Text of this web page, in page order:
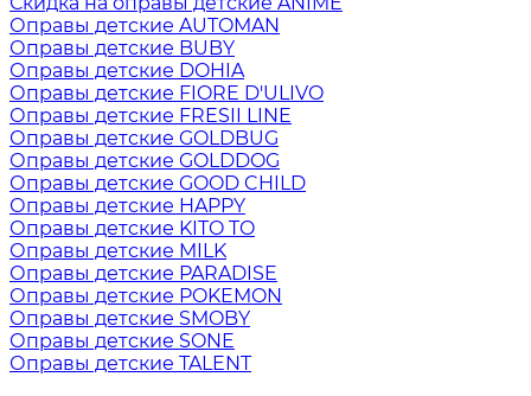
Оправы детские AUTOMAN
Оправы детские BUBY
Оправы детские DOHIA
Оправы детские FIORE D'ULIVO
Оправы детские FRESII LINE
Оправы детские GOLDBUG
Оправы детские GOLDDOG
Оправы детские GOOD CHILD
Оправы детские HAPPY
Оправы детские KITO TO
Оправы детские MILK
Оправы детские PARADISE
Оправы детские POKEMON
Оправы детские SMOBY
Оправы детские SONE
Оправы детские TALENT